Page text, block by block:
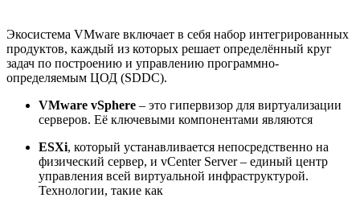
Экосистема VMware включает в себя набор интегрированных
продуктов, каждый из которых решает определённый круг
задач по построению и управлению программно-
определяемым ЦОД (SDDC).
VMware vSphere – это гипервизор для виртуализации
серверов. Её ключевыми компонентами являются
ESXi, который устанавливается непосредственно на
физический сервер, и vCenter Server – единый центр
управления всей виртуальной инфраструктурой.
Технологии, такие как